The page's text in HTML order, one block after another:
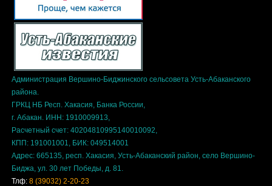
Администрация Вершино-Биджинского сельсовета Усть-Абаканского
района.
ГРКЦ НБ Респ. Хакасия, Банка России,
г. Абакан. ИНН: 1910009913,
Расчетный счет: 40204810995140010092,
КПП: 191001001, БИК: 049514001
Адрес: 665135, респ. Хакасия, Усть-Абаканский район, село Вершино-
Биджа, ул. 30 лет Победы, д. 81.
Тлф: 8 (39032) 2-20-23